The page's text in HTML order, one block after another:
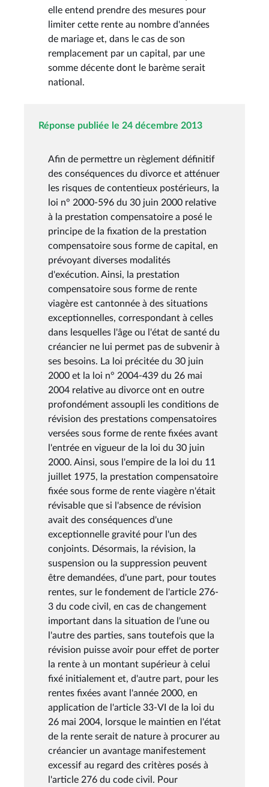
elle entend prendre des mesures pour
limiter cette rente au nombre d'années
de mariage et, dans le cas de son
remplacement par un capital, par une
somme décente dont le barème serait
national.
Réponse publiée le 24 décembre 2013
Afin de permettre un règlement définitif
des conséquences du divorce et atténuer
les risques de contentieux postérieurs, la
loi n° 2000-596 du 30 juin 2000 relative
à la prestation compensatoire a posé le
principe de la fixation de la prestation
compensatoire sous forme de capital, en
prévoyant diverses modalités
d'exécution. Ainsi, la prestation
compensatoire sous forme de rente
viagère est cantonnée à des situations
exceptionnelles, correspondant à celles
dans lesquelles l'âge ou l'état de santé du
créancier ne lui permet pas de subvenir à
ses besoins. La loi précitée du 30 juin
2000 et la loi n° 2004-439 du 26 mai
2004 relative au divorce ont en outre
profondément assoupli les conditions de
révision des prestations compensatoires
versées sous forme de rente fixées avant
l'entrée en vigueur de la loi du 30 juin
2000. Ainsi, sous l'empire de la loi du 11
juillet 1975, la prestation compensatoire
fixée sous forme de rente viagère n'était
révisable que si l'absence de révision
avait des conséquences d'une
exceptionnelle gravité pour l'un des
conjoints. Désormais, la révision, la
suspension ou la suppression peuvent
être demandées, d'une part, pour toutes
rentes, sur le fondement de l'article 276-
3 du code civil, en cas de changement
important dans la situation de l'une ou
l'autre des parties, sans toutefois que la
révision puisse avoir pour effet de porter
la rente à un montant supérieur à celui
fixé initialement et, d'autre part, pour les
rentes fixées avant l'année 2000, en
application de l'article 33-VI de la loi du
26 mai 2004, lorsque le maintien en l'état
de la rente serait de nature à procurer au
créancier un avantage manifestement
excessif au regard des critères posés à
l'article 276 du code civil. Pour